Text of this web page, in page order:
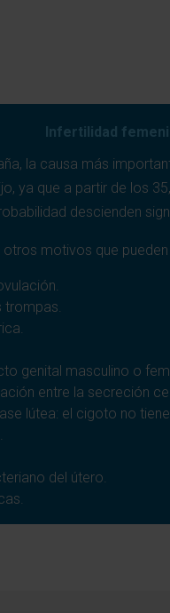
Infertilidad
la causa más
ya que a partir de los
descienden
otros motivos que
trompas.
genital masculino o
entre la secreción
lútea: el cigoto no
del útero.